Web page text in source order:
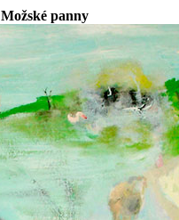
Možské panny